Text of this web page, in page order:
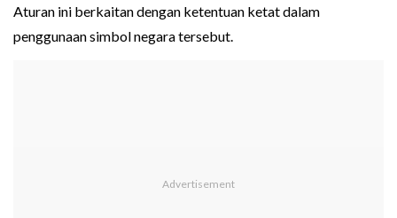
Aturan ini berkaitan dengan ketentuan ketat dalam
penggunaan simbol negara tersebut.